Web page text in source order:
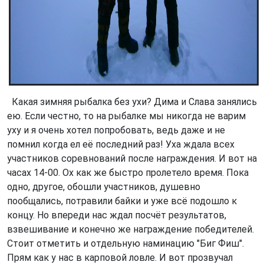
Какая зимняя рыбалка без ухи? Дима и Слава занялись
ею. Если честно, то на рыбалке мы никогда не варим
уху и я очень хотел попробовать, ведь даже и не
помнил когда ел её последний раз! Уха ждала всех
участников соревнований после награждения. И вот на
часах 14-00. Ох как же быстро пролетело время. Пока
одно, другое, обошли участников, душевно
пообщались, потравили байки и уже всё подошло к
концу. Но впереди нас ждал посчёт результатов,
взвешивание и конечно же награждение победителей.
Стоит отметить и отдельную наминацию "Биг Фиш".
Прям как у нас в карповой ловле. И вот прозвучал